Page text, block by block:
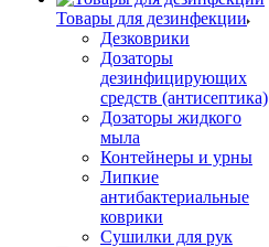
Товары для дезинфекции
Дезковрики
Дозаторы
дезинфицирующих
средств (антисептика)
Дозаторы жидкого
мыла
Контейнеры и урны
Липкие
антибактериальные
коврики
Сушилки для рук